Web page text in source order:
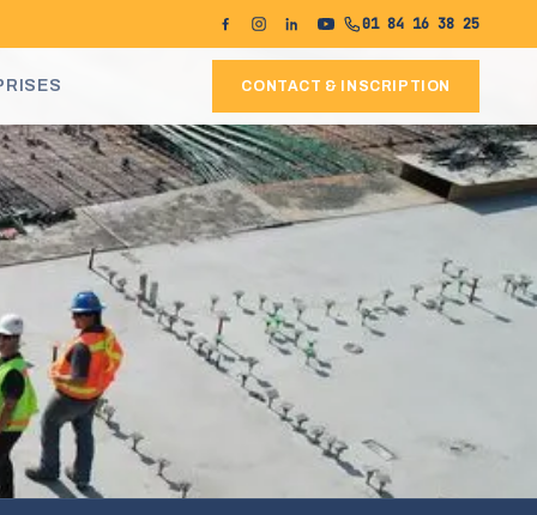
01 84 16 38 25
CONTACT & INSCRIPTION